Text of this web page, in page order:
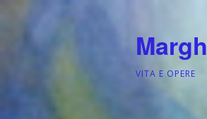
VITA E OPERE